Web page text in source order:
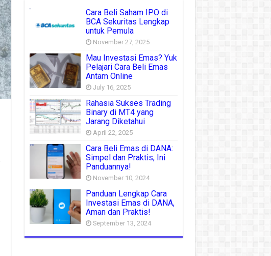
Cara Beli Saham IPO di
BCA Sekuritas Lengkap
untuk Pemula
November 27, 2025
Mau Investasi Emas? Yuk
Pelajari Cara Beli Emas
Antam Online
July 16, 2025
Rahasia Sukses Trading
Binary di MT4 yang
Jarang Diketahui
April 22, 2025
Cara Beli Emas di DANA:
Simpel dan Praktis, Ini
Panduannya!
November 10, 2024
Panduan Lengkap Cara
Investasi Emas di DANA,
Aman dan Praktis!
September 13, 2024